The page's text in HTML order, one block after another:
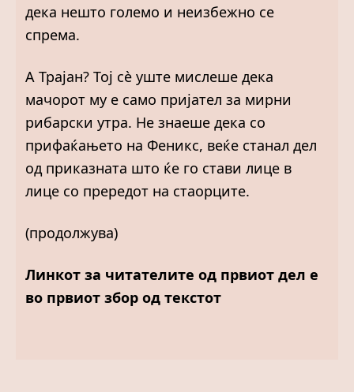
дека нешто големо и неизбежно се
спрема.
А Трајан? Тој сè уште мислеше дека
мачорот му е само пријател за мирни
рибарски утра. Не знаеше дека со
прифаќањето на Феникс, веќе станал дел
од приказната што ќе го стави лице в
лице со прередот на стаорците.
(продолжува)
Линкот за читателите од првиот дел е
во првиот збор од текстот